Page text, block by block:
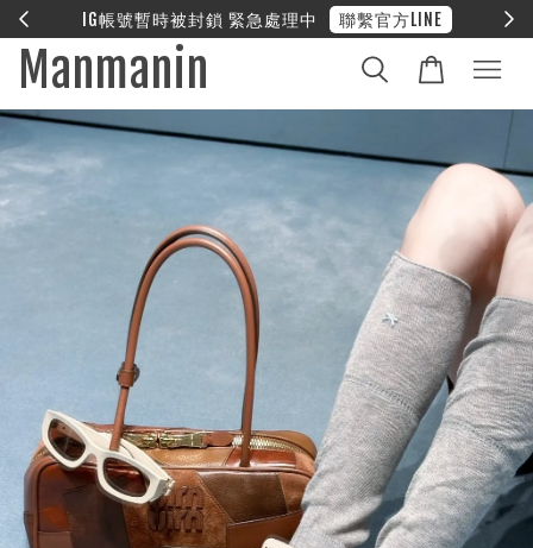
❤︎ 全館滿兩萬享免運
Manmanin